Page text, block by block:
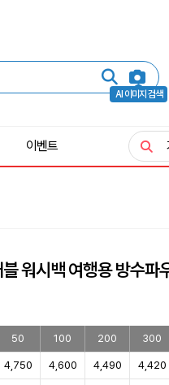
AI 이미지 검색
이벤트
워시백 여행용 방수파
50 100 200 300
4,750 4,600 4,490 4,420